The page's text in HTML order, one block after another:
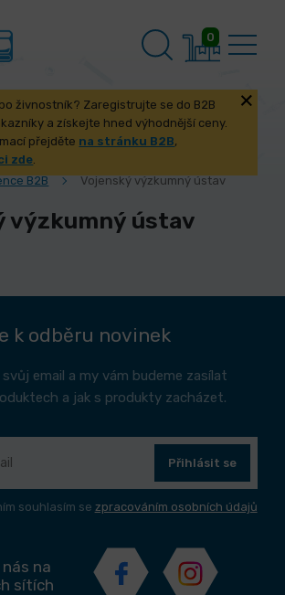
0
živnostník? Zaregistrujte se do B2B
a získejte hned výhodnější ceny.
přejděte na stránku B2B,
zde.
B2B Vojenský výzkumný ústav
výzkumný ústav
k odběru novinek
email a my vám budeme zasílat
a jak s produkty zacházet.
Přihlásit se
souhlasím se zpracováním osobních údajů
na
sítích